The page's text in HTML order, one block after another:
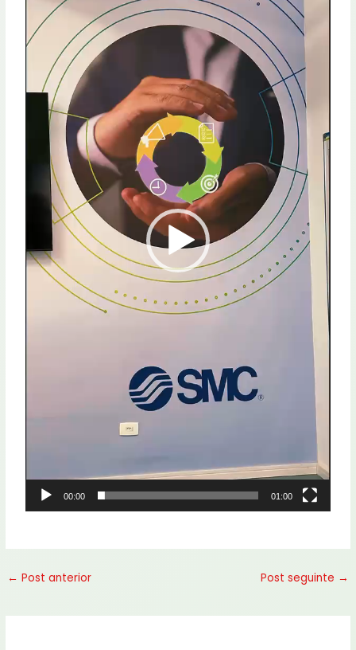
vídeo
00:00 01:00
← Post anterior Post seguinte →